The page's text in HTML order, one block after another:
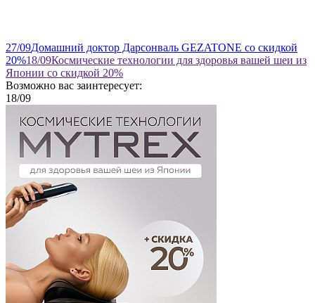
27/09Домашний доктор Дарсонваль GEZATONE со скидкой
20%18/09Космические технологии для здоровья вашей шеи из
Японии со скидкой 20%
Возможно вас заинтересует:
18/09